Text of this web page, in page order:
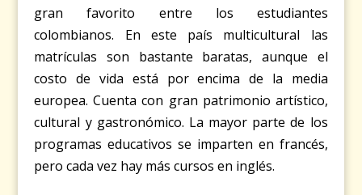
gran favorito entre los estudiantes
colombianos. En este país multicultural las
matrículas son bastante baratas, aunque el
costo de vida está por encima de la media
europea. Cuenta con gran patrimonio artístico,
cultural y gastronómico. La mayor parte de los
programas educativos se imparten en francés,
pero cada vez hay más cursos en inglés.